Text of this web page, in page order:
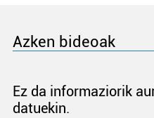
Azken bideoak
Ez da informaziorik
datuekin.